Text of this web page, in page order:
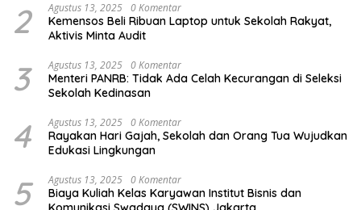
2 Agustus 13, 2025 0 Komentar
Kemensos Beli Ribuan Laptop untuk Sekolah Rakyat,
Aktivis Minta Audit
3 Agustus 13, 2025 0 Komentar
Menteri PANRB: Tidak Ada Celah Kecurangan di Seleksi
Sekolah Kedinasan
4 Agustus 13, 2025 0 Komentar
Rayakan Hari Gajah, Sekolah dan Orang Tua Wujudkan
Edukasi Lingkungan
5 Agustus 13, 2025 0 Komentar
Biaya Kuliah Kelas Karyawan Institut Bisnis dan